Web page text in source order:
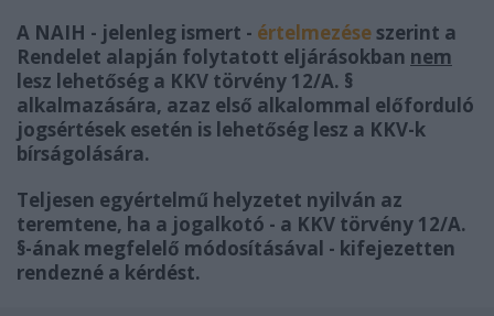
A NAIH - jelenleg ismert - értelmezéseszerint a
Rendelet alapján folytatott eljárásokban nem
lesz lehetőség a KKV törvény 12/A. §
alkalmazására, azaz első alkalommal előforduló
jogsértések esetén is lehetőség lesz a KKV-k
bírságolására.
Teljesen egyértelmű helyzetet nyilván az
teremtene, ha a jogalkotó - a KKV törvény 12/A.
§-ának megfelelő módosításával - kifejezetten
rendezné a kérdést.